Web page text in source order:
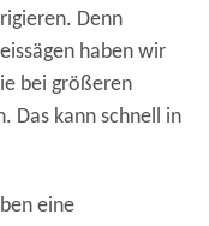
Denn
haben wir
bei größeren
Das kann schnell in
eine